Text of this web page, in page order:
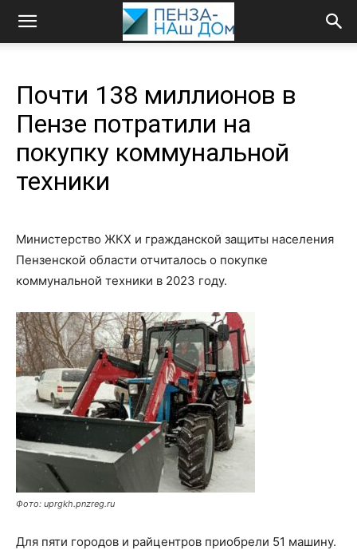
Почти 138 миллионов в
Пензе потратили на
покупку коммунальной
техники
Министерство ЖКХ и гражданской защиты населения
Пензенской области отчиталось о покупке
коммунальной техники в 2023 году.
Фото: uprgkh.pnzreg.ru
Для пяти городов и райцентров приобрели 51 машину.